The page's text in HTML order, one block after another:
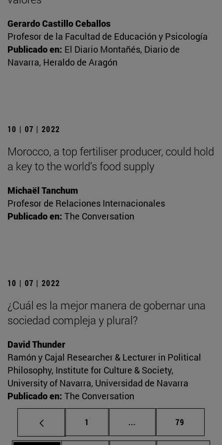
Gerardo Castillo Ceballos
Profesor de la Facultad de Educación y Psicología
Publicado en: El Diario Montañés, Diario de
Navarra, Heraldo de Aragón
10 | 07 | 2022
Morocco, a top fertiliser producer, could hold
a key to the world’s food supply
Michaël Tanchum
Profesor de Relaciones Internacionales
Publicado en: The Conversation
10 | 07 | 2022
¿Cuál es la mejor manera de gobernar una
sociedad compleja y plural?
David Thunder
Ramón y Cajal Researcher & Lecturer in Political
Philosophy, Institute for Culture & Society,
University of Navarra, Universidad de Navarra
Publicado en: The Conversation
Página
1 ... Páginas intermedias
Página
79